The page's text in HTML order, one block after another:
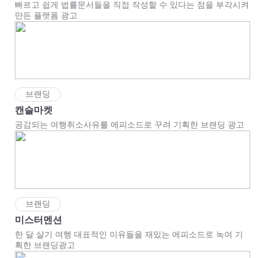
빠르고 쉽게 법률문서들을 직접 작성할 수 있다는 점을 부각시켜
만든 플랫폼 광고
브랜딩
캔슬마켓
공감되는 여행취소사유를 에피소드로 꾸려 기획한 브랜딩 광고
브랜딩
미스터멘션
한 달 살기 여행 대표적인 이유들을 재밌는 에피소드로 녹여 기
획한 브랜딩광고